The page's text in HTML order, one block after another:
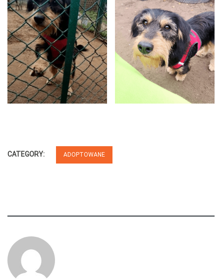
CATEGORY: ADOPTOWANE